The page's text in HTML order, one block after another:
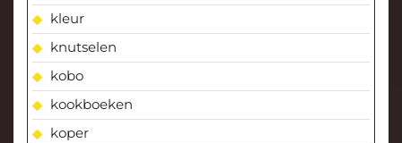
kleur
knutselen
kobo
kookboeken
koper